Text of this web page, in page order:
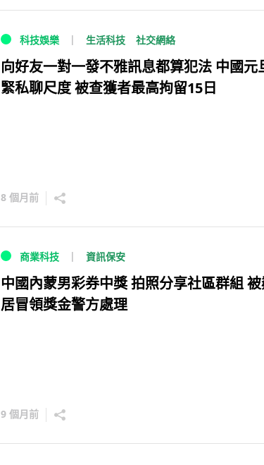
科技娛樂 生活科技 社交網絡
向好友一對一發不雅訊息都算犯法 中國元
緊私聊尺度 被查獲者最高拘留15日
8 個月前
商業科技 資訊保安
中國內蒙男彩券中獎 拍照分享社區群組
居冒領獎金警方處理
9 個月前